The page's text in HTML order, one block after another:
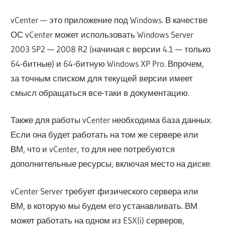
vCenter — это приложение под Windows. В качестве
ОС vCenter может использовать Windows Server
2003 SP2 — 2008 R2 (начиная с версии 4.1 — только
64-битные) и 64-битную Windows XP Pro. Впрочем,
за точным списком для текущей версии имеет
смысл обращаться все-таки в документацию.
Также для работы vCenter необходима база данных.
Если она будет работать на том же сервере или
ВМ, что и vCenter, то для нее потребуются
дополнительные ресурсы, включая место на диске.
vCenter Server требует физического сервера или
ВМ, в которую мы будем его устанавливать. ВМ
может работать на одном из ESX(i) серверов,